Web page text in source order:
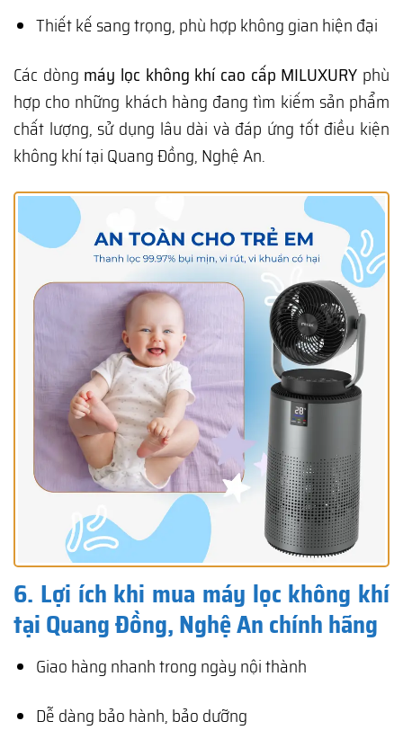
Thiết kế sang trọng, phù hợp không gian hiện đại
Các dòng máy lọc không khí cao cấp MILUXURY phù
hợp cho những khách hàng đang tìm kiếm sản phẩm
chất lượng, sử dụng lâu dài và đáp ứng tốt điều kiện
không khí tại Quang Đồng, Nghệ An.
6. Lợi ích khi mua máy lọc không khí
tại Quang Đồng, Nghệ An chính hãng
Giao hàng nhanh trong ngày nội thành
Dễ dàng bảo hành, bảo dưỡng